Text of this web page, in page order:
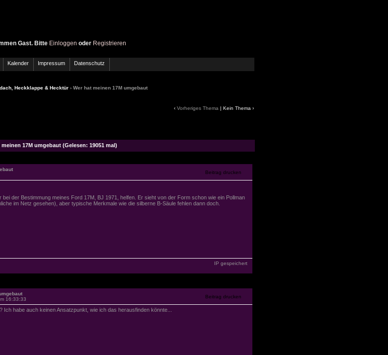
Gast. Bitte Einloggen oder Registrieren
Kalender Impressum Datenschutz
Heckklappe & Hecktür› Wer hat meinen 17M umgebaut
‹ Vorheriges Thema | Kein Thema ›
meinen 17M umgebaut (Gelesen: 19051 mal)
bei der Bestimmung meines Ford 17M, BJ 1971, helfen. Er sieht von der Form schon wie ein Pollman
im Netz gesehen), aber typische Merkmale wie die silberne B-Säule fehlen dann doch.
IP gespeichert
16:33:33
Ich habe auch keinen Ansatzpunkt, wie ich das herausfinden könnte...